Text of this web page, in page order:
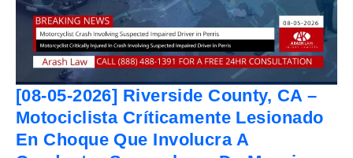
[08-05-2026] Riverside County, CA –
Motociclista Críticamente Lesionado
En Choque Que Involucra A